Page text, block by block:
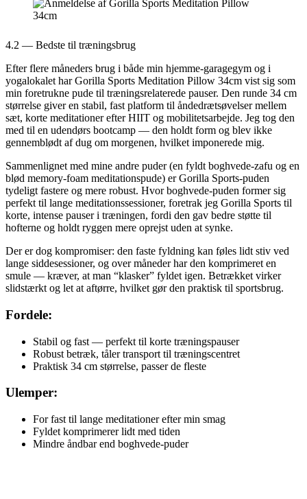
4.2 — Bedste til træningsbrug
Efter flere måneders brug i både min hjemme-garagegym og i
yogalokalet har Gorilla Sports Meditation Pillow 34cm vist sig som
min foretrukne pude til træningsrelaterede pauser. Den runde 34 cm
størrelse giver en stabil, fast platform til åndedrætsøvelser mellem
sæt, korte meditationer efter HIIT og mobilitetsarbejde. Jeg tog den
med til en udendørs bootcamp — den holdt form og blev ikke
gennemblødt af dug om morgenen, hvilket imponerede mig.
Sammenlignet med mine andre puder (en fyldt boghvede-zafu og en
blød memory-foam meditationspude) er Gorilla Sports-puden
tydeligt fastere og mere robust. Hvor boghvede-puden former sig
perfekt til lange meditationssessioner, foretrak jeg Gorilla Sports til
korte, intense pauser i træningen, fordi den gav bedre støtte til
hofterne og holdt ryggen mere oprejst uden at synke.
Der er dog kompromiser: den faste fyldning kan føles lidt stiv ved
lange siddesessioner, og over måneder har den komprimeret en
smule — kræver, at man “klasker” fyldet igen. Betrækket virker
slidstærkt og let at aftørre, hvilket gør den praktisk til sportsbrug.
Fordele:
Stabil og fast — perfekt til korte træningspauser
Robust betræk, tåler transport til træningscentret
Praktisk 34 cm størrelse, passer de fleste
Ulemper:
For fast til lange meditationer efter min smag
Fyldet komprimerer lidt med tiden
Mindre åndbar end boghvede-puder